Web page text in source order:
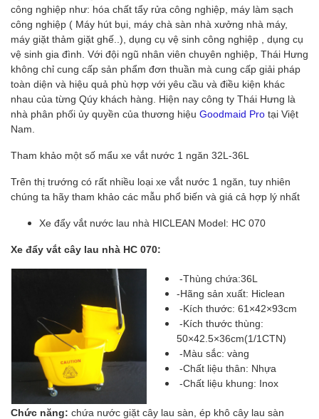
công nghiệp như: hóa chất tẩy rửa công nghiệp, máy làm sạch
công nghiệp ( Máy hút bụi, máy chà sàn nhà xưởng nhà máy,
máy giặt thảm giặt ghế..), dụng cụ vệ sinh công nghiệp , dụng cụ
vệ sinh gia đình. Với đội ngũ nhân viên chuyên nghiệp, Thái Hưng
không chỉ cung cấp sản phẩm đơn thuần mà cung cấp giải pháp
toàn diện và hiệu quả phù hợp với yêu cầu và điều kiện khác
nhau của từng Qúy khách hàng. Hiện nay công ty Thái Hưng là
nhà phân phối ủy quyền của thương hiệu Goodmaid Pro tại Việt
Nam.
Tham khảo một số mẩu xe vắt nước 1 ngăn 32L-36L
Trên thị trướng có rất nhiều loại xe vắt nước 1 ngăn, tuy nhiên
chúng ta hãy tham khảo các mẫu phổ biến và giá cả hợp lý nhất
Xe đẩy vắt nước lau nhà HICLEAN Model: HC 070
Xe đẩy vắt cây lau nhà HC 070:
-Thùng chứa:36L
-Hãng sản xuất: Hiclean
-Kích thước: 61×42×93cm
-Kích thước thùng:
50×42.5×36cm(1/1CTN)
-Màu sắc: vàng
-Chất liệu thân: Nhựa
-Chất liệu khung: Inox
Chức năng: chứa nước giặt cây lau sàn, ép khô cây lau sàn